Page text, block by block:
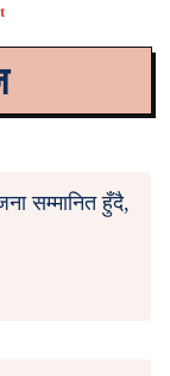
सम्मानित हुँदै,